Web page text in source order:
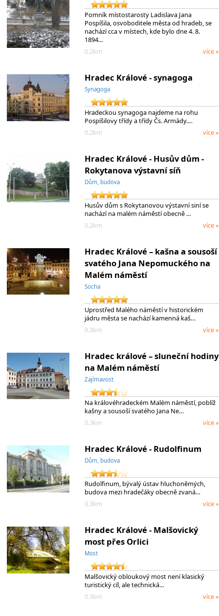
Pomník místostarosty Ladislava Jana
Pospíšila, osvoboditele města od hradeb, se
nachází cca v místech, kde bylo dne 4. 8.
1894…
0.2km
více »
Hradec Králové - synagoga
Synagoga
Hradeckou synagoga najdeme na rohu
Pospíšilovy třídy a třídy Čs. Armády.…
0.2km
více »
Hradec Králové - Husův dům -
Rokytanova výstavní síň
Dům, budova
Husův dům s Rokytanovou výstavní siní se
nachází na malém náměstí obecně …
0.2km
více »
Hradec Králové – kašna a sousoší
svatého Jana Nepomuckého na
Malém náměstí
Socha
Uprostřed Malého náměstí v historickém
jádru města se nachází kamenná kaš…
0.3km
více »
Hradec králové – sluneční hodiny
na Malém náměstí
Zajímavost
Na královéhradeckém Malém náměstí, poblíž
kašny a sousoší svatého Jana Ne…
0.3km
více »
Hradec Králové - Rudolfinum
Dům, budova
Rudolfinum, bývalý ústav hluchoněmých,
budova mezi hradečáky obecně zvaná…
0.3km
více »
Hradec Králové - Malšovický
most přes Orlici
Most
Malšovický obloukový most není klasický
turistický cíl, ale technická…
0.3km
více »